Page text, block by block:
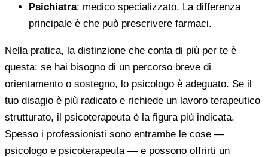
Psichiatra: medico specializzato. La differenza
principale è che può prescrivere farmaci.
Nella pratica, la distinzione che conta di più per te è
questa: se hai bisogno di un percorso breve di
orientamento o sostegno, lo psicologo è adeguato. Se il
tuo disagio è più radicato e richiede un lavoro terapeutico
strutturato, il psicoterapeuta è la figura più indicata.
Spesso i professionisti sono entrambe le cose —
psicologo e psicoterapeuta — e possono offrirti un